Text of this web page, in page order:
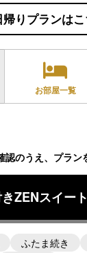
帰りプランは
お部屋一覧
のうえ、プラン
ZENスイー
ふたま続き